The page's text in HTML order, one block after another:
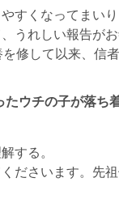
すくなってまいり
うれしい報告がお
修して以来、信
ウチの子が落ち
する。
ださいます。先